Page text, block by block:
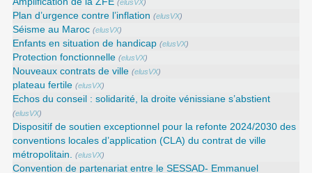
(elusVX)
Plan d’urgence contre l’inflation (elusVX)
Séisme au Maroc (elusVX)
Enfants en situation de handicap (elusVX)
Protection fonctionnelle (elusVX)
Nouveaux contrats de ville (elusVX)
plateau fertile (elusVX)
Echos du conseil : solidarité, la droite vénissiane s’abstient
(elusVX)
Dispositif de soutien exceptionnel pour la refonte 2024/2030 des
conventions locales d’application (CLA) du contrat de ville
métropolitain. (elusVX)
Convention de partenariat entre le SESSAD- Emmanuel